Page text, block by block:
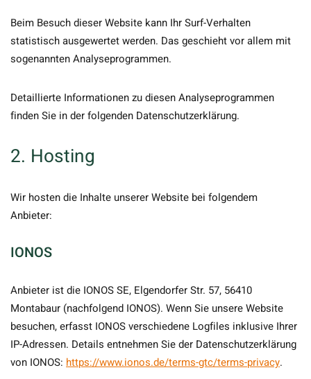
Beim Besuch dieser Website kann Ihr Surf-Verhalten
statistisch ausgewertet werden. Das geschieht vor allem mit
sogenannten Analyseprogrammen.
Detaillierte Informationen zu diesen Analyseprogrammen
finden Sie in der folgenden Datenschutzerklärung.
2. Hosting
Wir hosten die Inhalte unserer Website bei folgendem
Anbieter:
IONOS
Anbieter ist die IONOS SE, Elgendorfer Str. 57, 56410
Montabaur (nachfolgend IONOS). Wenn Sie unsere Website
besuchen, erfasst IONOS verschiedene Logfiles inklusive Ihrer
IP-Adressen. Details entnehmen Sie der Datenschutzerklärung
von IONOS: https://www.ionos.de/terms-gtc/terms-privacy.